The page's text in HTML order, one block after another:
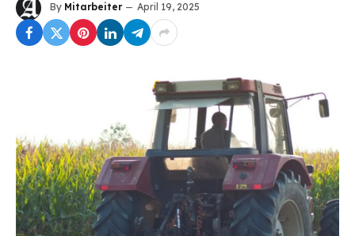
By Mitarbeiter April 19, 2025